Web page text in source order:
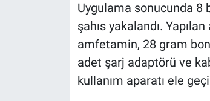
Uygulama sonucunda 8
şahıs yakalandı.
amfetamin, 28 gram
adet şarj adaptörü ve
kullanım aparatı ele